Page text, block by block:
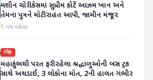
મશીન ચોરી કેસમાં સુપ્રીમ કોર્ટે આઝમ ખાન અને
તેમના પુત્રને મોટી રાહત આપી, જામીન મંજૂર
1 વર્ષ પહેલા
રાષ્ટ્રીય
મહાકુંભથી પરત ફરી રહેલા શ્રદ્ધાળુઓની બસ ટ્રક
સાથે અથડાઈ, 3 લોકોના મોત, 2ની હાલત ગંભીર